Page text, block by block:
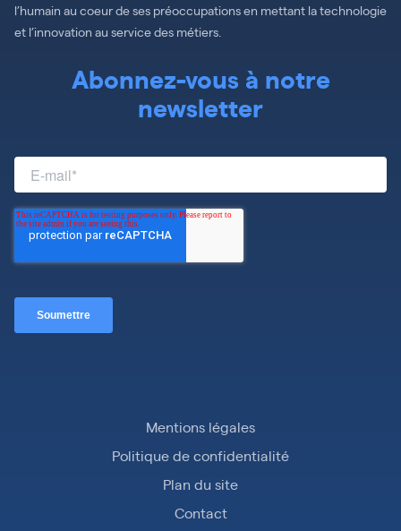
l’humain au coeur de ses préoccupations en mettant la technologie
et l’innovation au service des métiers.
Abonnez-vous à notre
newsletter
Mentions légales
Politique de confidentialité
Plan du site
Contact